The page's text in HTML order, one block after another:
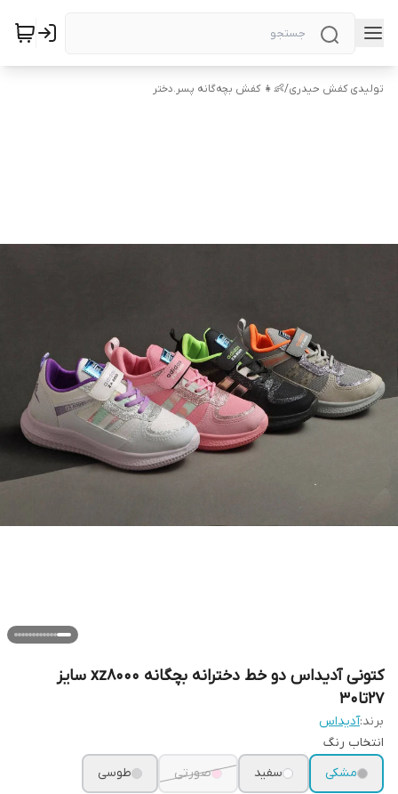
تولیدی کفش حیدری/👶👧 کفش بچه‌گانه پسر.دختر
کتونی آدیداس دو خط دخترانه بچگانه xz8000 سایز
۲۷تا۳۰
برند:آدیداس
انتخاب رنگ
مشکی
سفید صورتی
طوسی